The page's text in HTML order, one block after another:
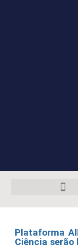
Plataforma
Ciência